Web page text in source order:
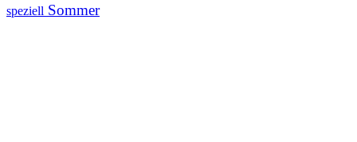
speziell Sommer